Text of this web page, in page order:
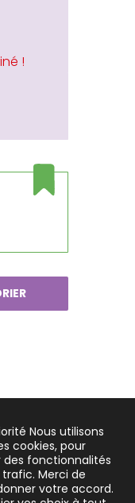
Nous utilisons
cookies, pour
des fonctionnalités
Merci de
votre accord.